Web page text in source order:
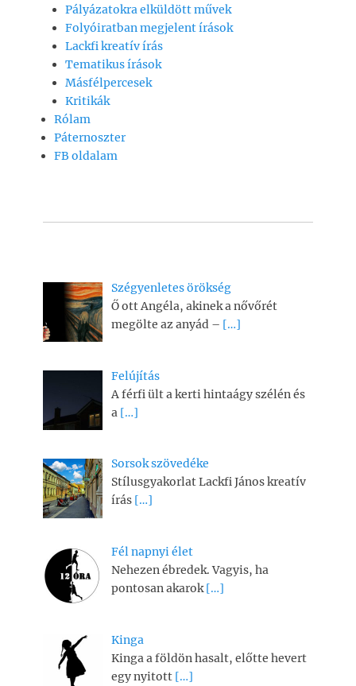
o p
Pályázatokra elküldött művek
Folyóiratban megjelent írások
Lackfi kreatív írás
Tematikus írások
Másfélpercesek
Kritikák
Rólam
Páternoszter
FB oldalam
Szégyenletes örökség
Ő ott Angéla, akinek a nővőrét
megölte az anyád – […]
Felújítás
A férfi ült a kerti hintaágy szélén és
a […]
Sorsok szövedéke
Stílusgyakorlat Lackfi János kreatív
írás […]
Fél napnyi élet
Nehezen ébredek. Vagyis, ha
pontosan akarok[…]
Kinga
Kinga a földön hasalt, előtte hevert
egy nyitott […]